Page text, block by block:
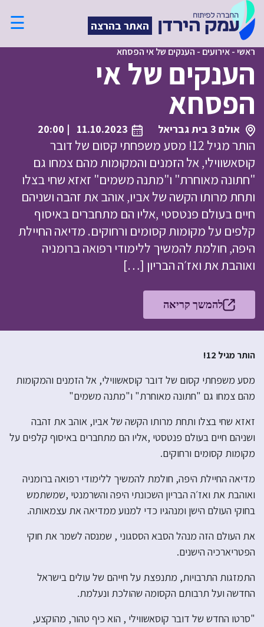
האתר בהרצה ☰
ראשי-אירועים - הענקים של אי הפסחא
הענקים של אי
הפסחא
אולם 3 בית גבריאל 11.10.2023
| 20:00
הותר מגיל 12! מסע משפחתי קסום של דובר
קוסאשווילי, אל הזמנים והמקומות מהם צמחו גם
"חתונה מאוחרת" ו"מתנה משמים" זאזא שחי בצלו
ותחת מרותו הקשה של אביו, אוהב את זהבה ושניהם
חיים בעולם פנטסטי ,אליו הם מתחברים באיסוף
קלפים על מקומות קסומים ורחוקים. מדיאה החיילת
היפה, חולמת להמשיך ללימודי רפואה ברומניה
ואוהבת את ואז׳ה הבריון […]
להמשך קריאה
הותר מגיל 12!
מסע משפחתי קסום של דובר קוסאשווילי, אל הזמנים והמקומות
מהם צמחו גם "חתונה מאוחרת" ו"מתנה משמים"
זאזא שחי בצלו ותחת מרותו הקשה של אביו, אוהב את זהבה
ושניהם חיים בעולם פנטסטי ,אליו הם מתחברים באיסוף קלפים על
מקומות קסומים ורחוקים.
מדיאה החיילת היפה, חולמת להמשיך ללימודי רפואה ברומניה
ואוהבת את ואז׳ה הבריון השכונתי היפה והשרמנטי ,שמשתמש
בחוקי העולם הישן ומנהגיו כדי למנוע ממדיאה את עצמאותה.
את העולם הזה מנהל הסבא הססגוני , שמנסה לשמר את חוקי
הפטריארכיה הישנים.
התמזגות התרבויות, מתנפצת על חייהם של עולים בישראל
החדשה ועל תרבותם הקסומה שהולכת ונעלמת.
"סרטו החדש של דובר קוסאשווילי , הוא כיף טהור, מהוקצע,